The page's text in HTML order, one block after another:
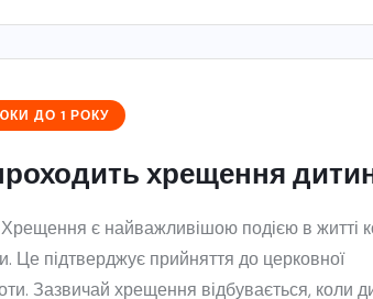
ДО 1 РОКУ
хрещення
є найважливішою подією в житті
Це підтверджує прийняття до церковної
Зазвичай хрещення відбувається, коли
24 СЕРПНЯ,